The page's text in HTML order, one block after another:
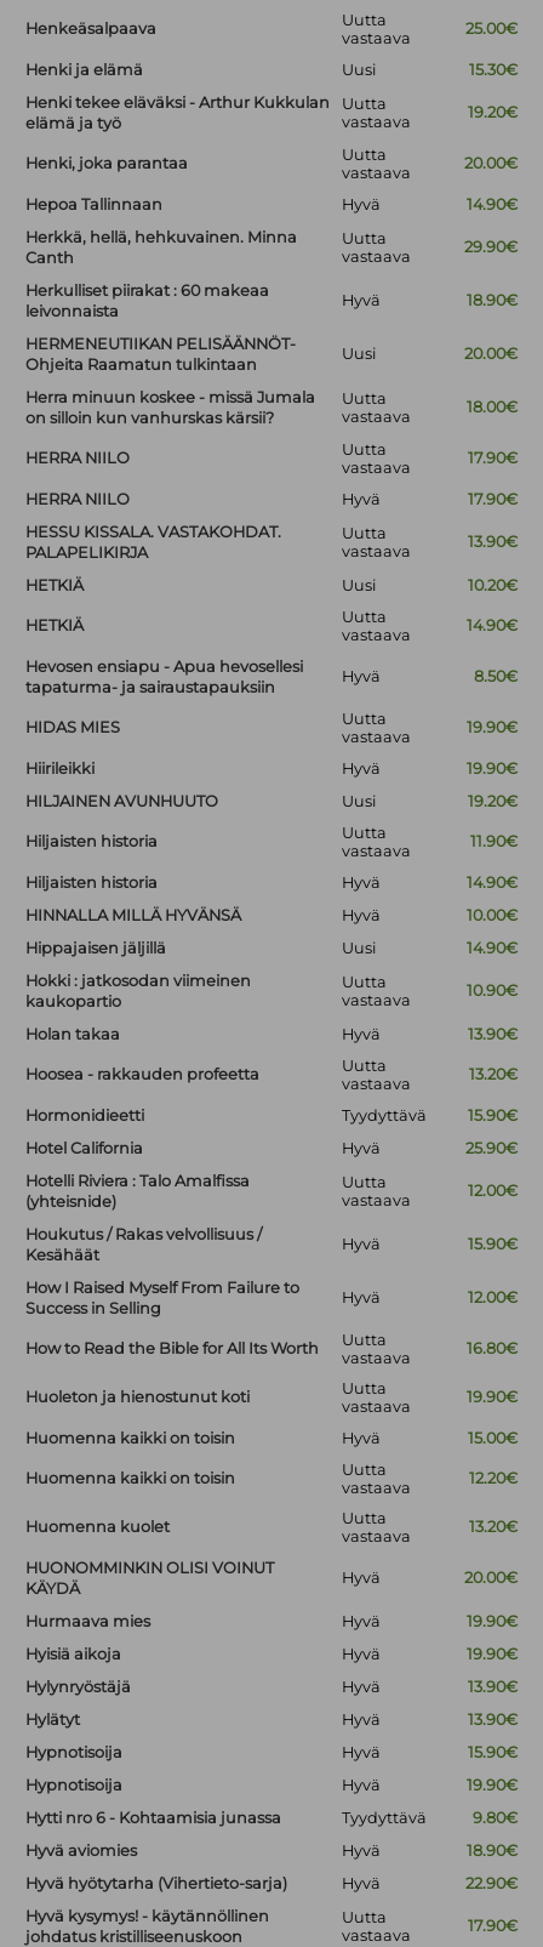
Henkeäsalpaava
Uutta
vastaava
25.00€
Henki ja elämä Uusi
15.30€
Henki tekee eläväksi - Arthur Kukkulan
elämä ja työ
Uutta
vastaava
19.20€
Henki, joka parantaa
Uutta
vastaava
20.00€
Hepoa Tallinnaan Hyvä
14.90€
Herkkä, hellä, hehkuvainen. Minna
Canth
Uutta
vastaava
29.90€
Herkulliset piirakat : 60 makeaa
leivonnaista
Hyvä 18.90€
HERMENEUTIIKAN PELISÄÄNNÖT-
Ohjeita Raamatun tulkintaan
Uusi 20.00€
Herra minuun koskee - missä Jumala
on silloin kun vanhurskas kärsii?
Uutta
vastaava
18.00€
HERRA NIILO
Uutta
vastaava
17.90€
HERRA NIILO Hyvä
17.90€
HESSU KISSALA. VASTAKOHDAT.
PALAPELIKIRJA
Uutta
vastaava
13.90€
HETKIÄ Uusi 10.20€
HETKIÄ
Uutta
vastaava
14.90€
Hevosen ensiapu - Apua hevosellesi
tapaturma- ja sairaustapauksiin
Hyvä 8.50€
HIDAS MIES
Uutta
vastaava
19.90€
Hiirileikki Hyvä
19.90€
HILJAINEN AVUNHUUTO
Uusi 19.20€
Hiljaisten historia
Uutta
vastaava
11.90€
Hiljaisten historia Hyvä
14.90€
HINNALLA MILLÄ HYVÄNSÄ
Hyvä
10.00€
Hippajaisen jäljillä
Uusi
14.90€
Hokki : jatkosodan viimeinen
kaukopartio
Uutta
vastaava
10.90€
Holan takaa Hyvä 13.90€
Hoosea - rakkauden profeetta
Uutta
vastaava
13.20€
Hormonidieetti Tyydyttävä
15.90€
Hotel California
Hyvä
25.90€
Hotelli Riviera : Talo Amalfissa
(yhteisnide)
Uutta
vastaava
12.00€
Houkutus / Rakas velvollisuus /
Kesähäät
Hyvä 15.90€
How I Raised Myself From Failure to
Success in Selling
Hyvä 12.00€
How to Read the Bible for All Its Worth
Uutta
vastaava
16.80€
Huoleton ja hienostunut koti
Uutta
vastaava
19.90€
Huomenna kaikki on toisin Hyvä 15.00€
Huomenna kaikki on toisin
Uutta
vastaava
12.20€
Huomenna kuolet
Uutta
vastaava
13.20€
HUONOMMINKIN OLISI VOINUT
KÄYDÄ
Hyvä 20.00€
Hurmaava mies Hyvä
19.90€
Hyisiä aikoja
Hyvä
19.90€
Hylynryöstäjä
Hyvä
13.90€
Hylätyt
Hyvä
13.90€
Hypnotisoija
Hyvä
15.90€
Hypnotisoija
Hyvä
19.90€
Hytti nro 6 - Kohtaamisia junassa
Tyydyttävä
9.80€
Hyvä aviomies
Hyvä
18.90€
Hyvä hyötytarha (Vihertieto-sarja)
Hyvä
22.90€
Hyvä kysymys! - käytännöllinen
johdatus kristilliseenuskoon
Uutta
vastaava
17.90€